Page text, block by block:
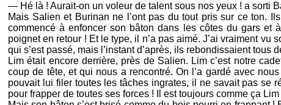
— Hé là ! Aurait-on un voleur de talent sous nos yeux ! a sorti
Mais Salien et Burinan ne l’ont pas du tout pris sur ce ton.
commencé à enfoncer son bâton dans les côtes du gars
poignet en retour ! Et le type, il n’a pas aimé. J’ai vraiment vu
qui s’est passé, mais l’instant d’après, ils rebondissaient tous
Lim était encore derrière, près de Salien. Lim c’est notre
coup de tête, et qui nous a rencontré. On l’a gardé avec
pouvait lui filer toutes les tâches ingrates, il ne savait pas se
pour frapper de toutes ses forces ! Il est toujours comme ça